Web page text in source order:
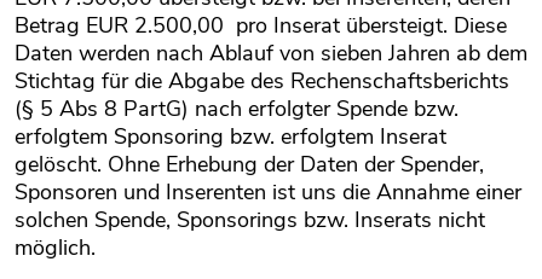
Betrag EUR 2.500,00 pro Inserat übersteigt. Diese
Daten werden nach Ablauf von sieben Jahren ab dem
Stichtag für die Abgabe des Rechenschaftsberichts
(§ 5 Abs 8 PartG) nach erfolgter Spende bzw.
erfolgtem Sponsoring bzw. erfolgtem Inserat
gelöscht. Ohne Erhebung der Daten der Spender,
Sponsoren und Inserenten ist uns die Annahme einer
solchen Spende, Sponsorings bzw. Inserats nicht
möglich.